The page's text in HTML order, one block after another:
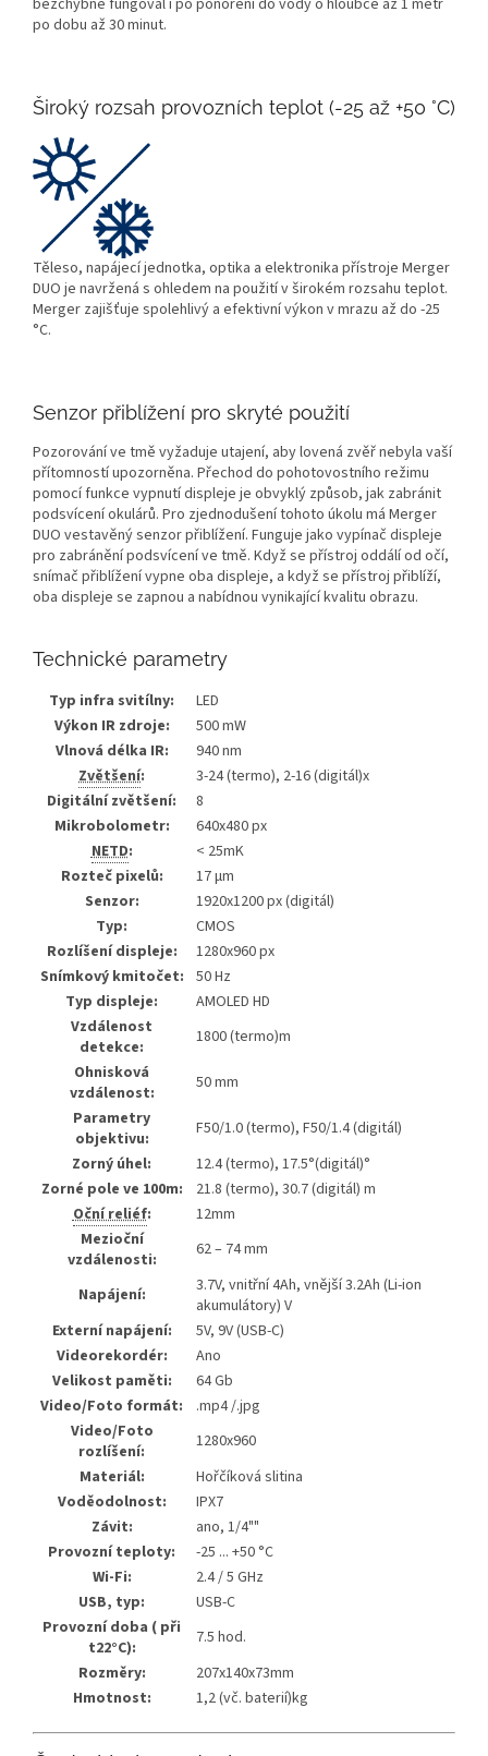
bezchybně fungoval i po ponoření do vody o hloubce až 1 metr
po dobu až 30 minut.
Široký rozsah provozních teplot (-25 až +50 °C)
Těleso, napájecí jednotka, optika a elektronika přístroje Merger
DUO je navržená s ohledem na použití v širokém rozsahu teplot.
Merger zajišťuje spolehlivý a efektivní výkon v mrazu až do -25
°C.
Senzor přiblížení pro skryté použití
Pozorování ve tmě vyžaduje utajení, aby lovená zvěř nebyla vaší
přítomností upozorněna. Přechod do pohotovostního režimu
pomocí funkce vypnutí displeje je obvyklý způsob, jak zabránit
podsvícení okulárů. Pro zjednodušení tohoto úkolu má Merger
DUO vestavěný senzor přiblížení. Funguje jako vypínač displeje
pro zabránění podsvícení ve tmě. Když se přístroj oddálí od očí,
snímač přiblížení vypne oba displeje, a když se přístroj přiblíží,
oba displeje se zapnou a nabídnou vynikající kvalitu obrazu.
Technické parametry
Typ infra svitílny:
LED
Výkon IR zdroje:
500 mW
Vlnová délka IR:
940 nm
Zvětšení:
3-24 (termo), 2-16 (digitál)x
Digitální zvětšení:
8
Mikrobolometr:
640x480 px
NETD:
< 25mK
Rozteč pixelů:
17 µm
Senzor:
1920x1200 px (digitál)
Typ:
CMOS
Rozlíšení displeje:
1280x960 px
Snímkový kmitočet: 50 Hz
Typ displeje:
AMOLED HD
Vzdálenost
detekce:
1800 (termo)m
Ohnisková
vzdálenost:
50 mm
Parametry
objektivu:
F50/1.0 (termo), F50/1.4 (digitál)
Zorný úhel:
12.4 (termo), 17.5°(digitál)°
Zorné pole ve 100m:
21.8 (termo), 30.7 (digitál) m
Oční reliéf:
12mm
Mezioční
vzdálenosti:
62 – 74 mm
Napájení:
3.7V, vnitřní 4Ah, vnější 3.2Ah (Li-ion
akumulátory) V
Externí napájení:
5V, 9V (USB-C)
Videorekordér:
Ano
Velikost paměti:
64 Gb
Video/Foto formát:
.mp4 /.jpg
Video/Foto
rozlíšení:
1280x960
Materiál:
Hořčíková slitina
Voděodolnost:
IPX7
Závit:
ano, 1/4""
Provozní teploty:
-25 ... +50 °C
Wi-Fi:
2.4 / 5 GHz
USB, typ:
USB-C
Provozní doba ( při
t22°C):
7.5 hod.
Rozměry:
207x140x73mm
Hmotnost:
1,2 (vč. baterií)kg